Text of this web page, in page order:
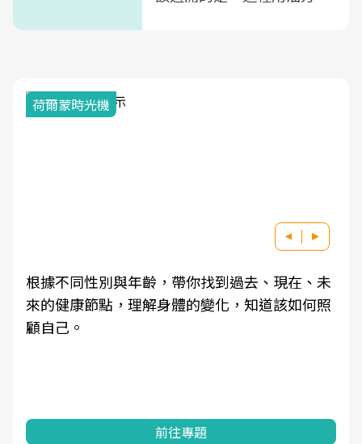
荷爾蒙時光機
根據不同性別與年齡，帶你找到過去、現在、未
來的健康節點，理解身體的變化，知道該如何照
顧自己。
前往專題